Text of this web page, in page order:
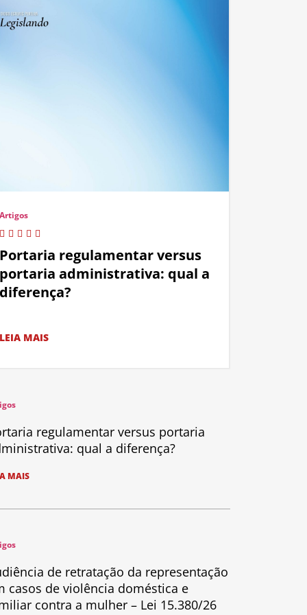
Artigos
Portaria regulamentar versus
portaria administrativa: qual a
diferença?
LEIA MAIS
regulamentar versus portaria
qual a diferença?
MAIS
de retratação da representação
casos de violência doméstica e
contra a mulher – Lei 15.380/26